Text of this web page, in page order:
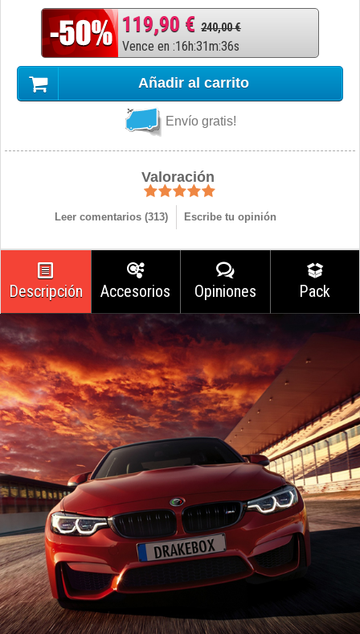
119,90 € 240,00 €
Vence en :16h:31m:35s
Añadir al carrito
Envío gratis!
Valoración
Leer comentarios (313) Escribe tu opinión
Descripción Accesorios Opiniones Pack